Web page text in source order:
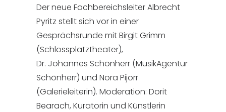
Der neue Fachbereichsleiter Albrecht
Pyritz stellt sich vor in einer
Gesprächsrunde mit Birgit Grimm
(Schlossplatztheater),
Dr. Johannes Schönherr (MusikAgentur
Schönherr) und Nora Pijorr
(Galerieleiterin). Moderation: Dorit
Bearach, Kuratorin und Künstlerin